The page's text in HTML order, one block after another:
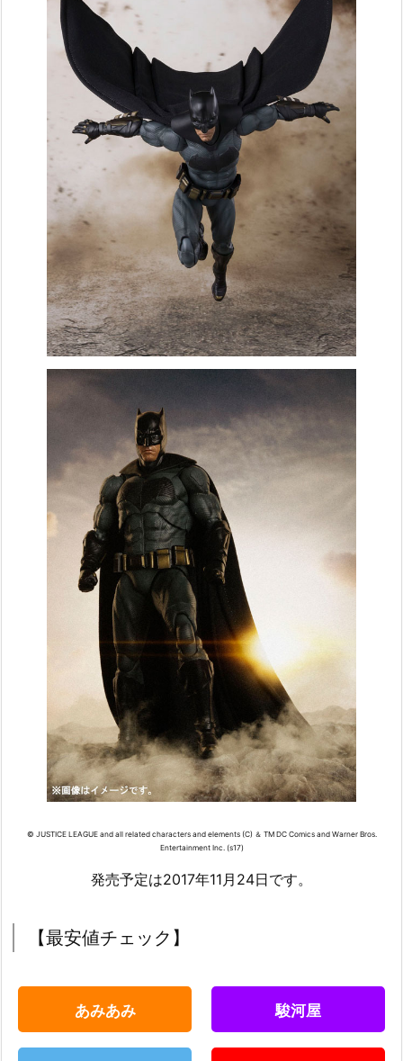
© JUSTICE LEAGUE and all related characters and elements (C) ＆ TM DC Comics and Warner Bros.
Entertainment Inc. (s17)
発売予定は2017年11月24日です。
【最安値チェック】
あみあみ 駿河屋